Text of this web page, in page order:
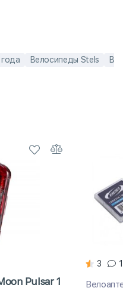
Велосипеды Stels
Pulsar 1
3 1